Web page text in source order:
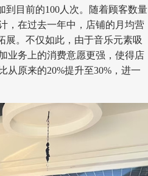
到目前的100人次。随着顾客数量
，在过去一年中，店铺的月均营
展。不仅如此，由于音乐元素吸
业务上的消费意愿更强，使得店
从原来的20%提升至30%，进一